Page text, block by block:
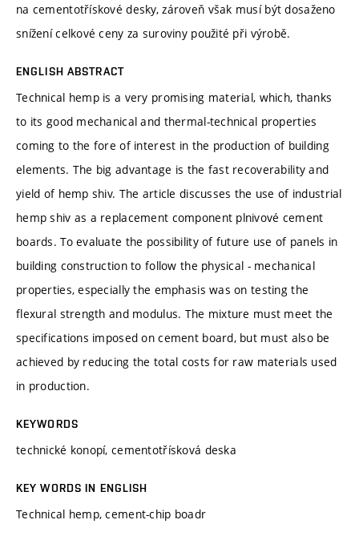
na cementotřískové desky, zároveň však musí být dosaženo
snížení celkové ceny za suroviny použité při výrobě.
ENGLISH ABSTRACT
Technical hemp is a very promising material, which, thanks
to its good mechanical and thermal-technical properties
coming to the fore of interest in the production of building
elements. The big advantage is the fast recoverability and
yield of hemp shiv. The article discusses the use of industrial
hemp shiv as a replacement component plnivové cement
boards. To evaluate the possibility of future use of panels in
building construction to follow the physical - mechanical
properties, especially the emphasis was on testing the
flexural strength and modulus. The mixture must meet the
specifications imposed on cement board, but must also be
achieved by reducing the total costs for raw materials used
in production.
KEYWORDS
technické konopí, cementotřísková deska
KEY WORDS IN ENGLISH
Technical hemp, cement-chip boadr